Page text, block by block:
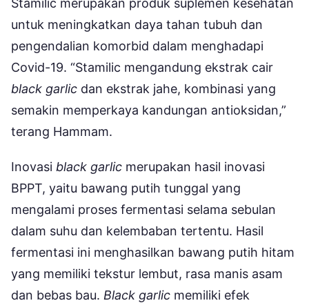
Stamilic merupakan produk suplemen kesehatan
untuk meningkatkan daya tahan tubuh dan
pengendalian komorbid dalam menghadapi
Covid-19. “Stamilic mengandung ekstrak cair
black garlic dan ekstrak jahe, kombinasi yang
semakin memperkaya kandungan antioksidan,”
terang Hammam.
Inovasi black garlic merupakan hasil inovasi
BPPT, yaitu bawang putih tunggal yang
mengalami proses fermentasi selama sebulan
dalam suhu dan kelembaban tertentu. Hasil
fermentasi ini menghasilkan bawang putih hitam
yang memiliki tekstur lembut, rasa manis asam
dan bebas bau. Black garlic memiliki efek